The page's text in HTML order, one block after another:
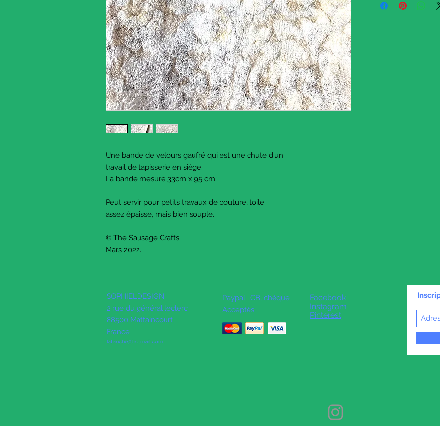
Une bande de velours gaufré qui est une chute d'un
travail de tapisserie en siège.
La bande mesure 33cm x 95 cm.
Peut servir pour petits travaux de couture, toile
assez épaisse, mais bien souple.
© The Sausage Crafts
Mars 2022.
job.
SOPHIELDESIGN
2 rue du général leclerc
88500 Mattaincourt
France
latanche@hotmail.com
Paypal , CB, chèque
Acceptés
Facebook
Instagram
Pinterest